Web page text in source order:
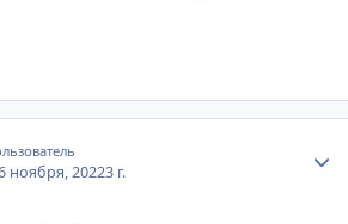
ноября, 20223 г.